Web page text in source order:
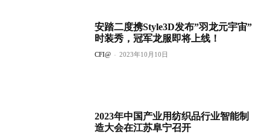
安踏二度携Style3D发布”羽龙元宇宙”
时装秀，冠军龙服即将上线！
CFI@ - 2023年10月10日
2023年中国产业用纺织品行业智能制
造大会在江苏阜宁召开